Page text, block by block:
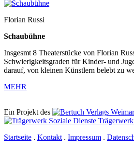
Florian Russi
Schaubühne
Insgesmt 8 Theaterstücke von Florian
Schwierigkeitsgraden für Kinder- und
darauf, von kleinen Künstlern belebt zu
MEHR
Ein Projekt des Verlags Weimar
Startseite . Kontakt . Impressum .